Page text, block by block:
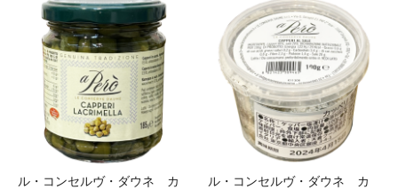
ル・コンセルヴ・ダウネ カ
ル・コンセルヴ・ダウネ カ